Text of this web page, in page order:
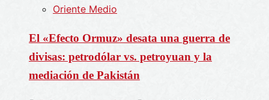
Oriente Medio
El «Efecto Ormuz» desata una guerra de
divisas: petrodólar vs. petroyuan y la
mediación de Pakistán